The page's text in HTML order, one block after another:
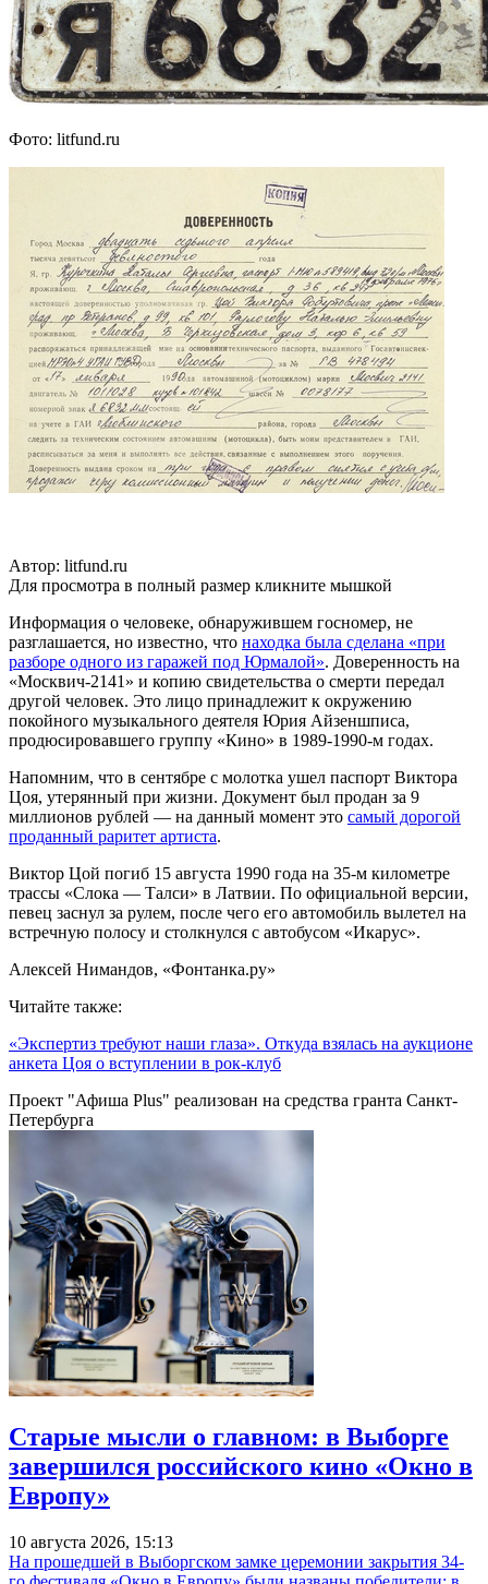
Фото: litfund.ru
Автор: litfund.ru
Для просмотра в полный размер кликните мышкой
Информация о человеке, обнаружившем госномер, не
разглашается, но известно, что находка была сделана «при
разборе одного из гаражей под Юрмалой». Доверенность на
«Москвич-2141» и копию свидетельства о смерти передал
другой человек. Это лицо принадлежит к окружению
покойного музыкального деятеля Юрия Айзеншписа,
продюсировавшего группу «Кино» в 1989-1990-м годах.
Напомним, что в сентябре с молотка ушел паспорт Виктора
Цоя, утерянный при жизни. Документ был продан за 9
миллионов рублей — на данный момент это самый дорогой
проданный раритет артиста.
Виктор Цой погиб 15 августа 1990 года на 35-м километре
трассы «Слока — Талси» в Латвии. По официальной версии,
певец заснул за рулем, после чего его автомобиль вылетел на
встречную полосу и столкнулся с автобусом «Икарус».
Алексей Нимандов, «Фонтанка.ру»
Читайте также:
«Экспертиз требуют наши глаза». Откуда взялась на аукционе
анкета Цоя о вступлении в рок-клуб
Проект "Афиша Plus" реализован на средства гранта Санкт-
Петербурга
Старые мысли о главном: в Выборге
завершился российского кино «Окно в
Европу»
10 августа 2026, 15:13
На прошедшей в Выборгском замке церемонии закрытия 34-